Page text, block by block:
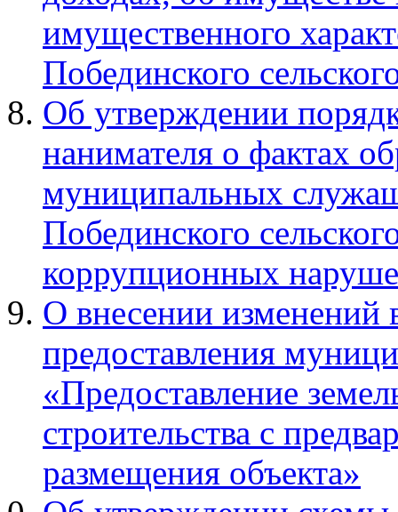
имущественного
Побединского
Об утверждении
нанимателя о фактах
муниципальных
Побединского
коррупционных
О внесении изменений
предоставления
«Предоставление
строительства с
размещения объекта»